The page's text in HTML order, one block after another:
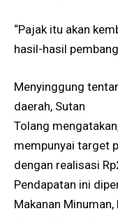
“Pajak itu akan
hasil-hasil
Menyinggung
daerah, Sutan
Tolang
mempunyai target
dengan realisasi
Pendapatan ini
Makanan Minuman,